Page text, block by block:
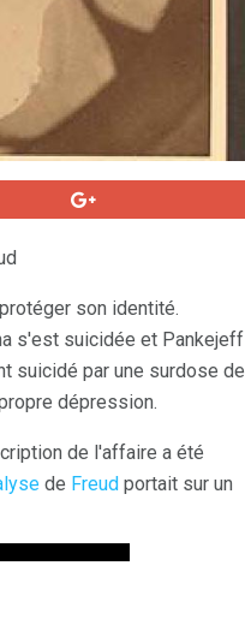
son identité.
s'est suicidée et Pankejeff
suicidé par une surdose de
dépression.
de l'affaire a été
de Freud portait sur un